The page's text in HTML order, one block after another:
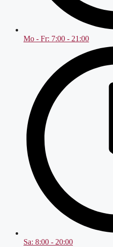
Mo - Fr: 7:00 - 21:00
Sa: 8:00 - 20:00